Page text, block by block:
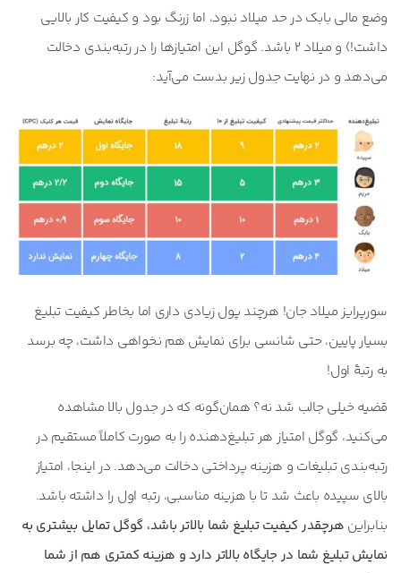
وضع مالی بابک در حد میلاد نبود، اما زرنگ بود و کیفیت کار بالایی
داشت!) و میلاد 2 باشد. گوگل این امتیازها را در رتبه‌بندی دخالت
می‌دهد و در نهایت جدول زیر بدست می‌آید:
سورپرایز میلاد جان! هرچند پول زیادی داری اما بخاطر کیفیت تبلیغ
بسیار پایین، حتی شانسی برای نمایش هم نخواهی داشت، چه برسد
به رتبۀ اول!
قضیه خیلی جالب شد نه؟ همان‌گونه که در جدول بالا مشاهده
می‌کنید، گوگل امتیاز هر تبلیغ‌دهنده را به صورت کاملاً مستقیم در
رتبه‌بندی تبلیغات و هزینه پرداختی دخالت می‌دهد. در اینجا، امتیاز
بالای سپیده باعث شد تا با هزینه مناسبی، رتبه اول را داشته باشد.
بنابراین هرچقدر کیفیت تبلیغ شما بالاتر باشد، گوگل تمایل بیشتری به
نمایش تبلیغ شما در جایگاه بالاتر دارد و هزینه کمتری هم از شما